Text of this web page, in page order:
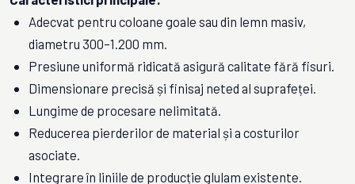
Adecvat pentru coloane goale sau din lemn masiv,
diametru 300–1.200 mm.
Presiune uniformă ridicată asigură calitate fără fisuri.
Dimensionare precisă și finisaj neted al suprafeței.
Lungime de procesare nelimitată.
Reducerea pierderilor de material și a costurilor
asociate.
Integrare în liniile de producție glulam existente.